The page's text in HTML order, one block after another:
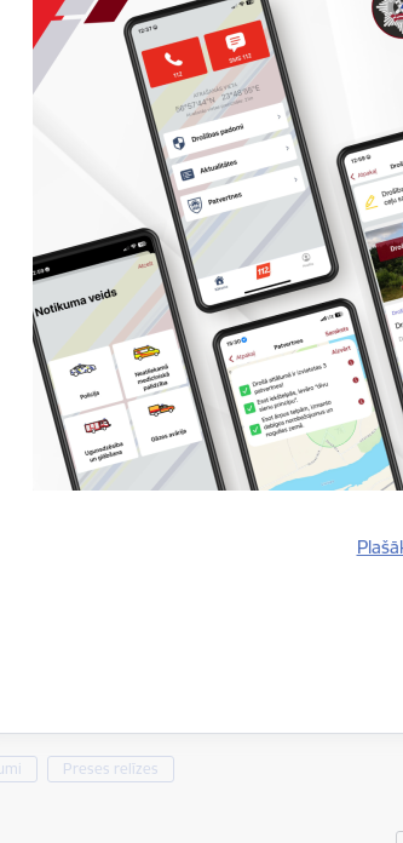
www.112.lv pieejami apkopoti
laikā
informētību un gatavību dažādiem
glābšanas dienests (VUGD) tīmekļvietnē
Latvijas gaisa telpā”, kurā
informācija par rīcību gaisa telpas
vieglāk atrast saprotamus, praktiskus un
Ņemot vērā ģeopolitisko situāciju reģionā,
un pareizu rīcību gaisa telpas apdraudējuma
lai ikvienam iedzīvotājam būtu pieejama
par to, kā rīkoties apdraudējuma
un kā rīkoties, lai…
Preses relīzes